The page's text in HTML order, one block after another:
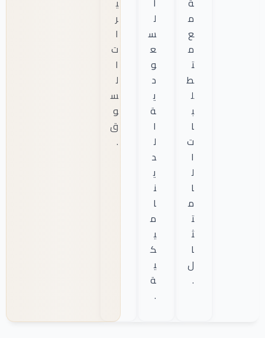
م
ع
م
ت
ط
ل
ب
ا
ت
ا
ل
ا
م
ت
ث
ا
ل
.
ل
س
ع
و
د
ي
ة
ا
ل
د
ي
ن
ا
م
ي
ك
ي
ة
.
ر
ا
ت
ا
ل
س
و
ق
.